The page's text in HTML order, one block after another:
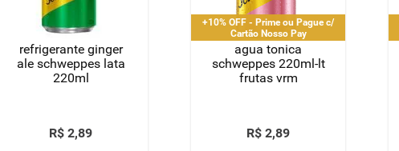
refrigerante ginger
ale schweppes lata
220ml
R$ 2,89
+10% OFF - Prime ou Pague c/
Cartão Nosso Pay
agua tonica
schweppes 220ml-lt
frutas vrm
R$ 2,89